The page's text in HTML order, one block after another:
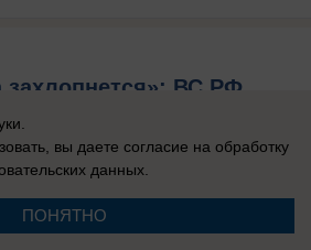
захлопнется»: ВС РФ
области
окажется в котле в
вы даете согласие на обработку
данных.
ПОНЯТНО